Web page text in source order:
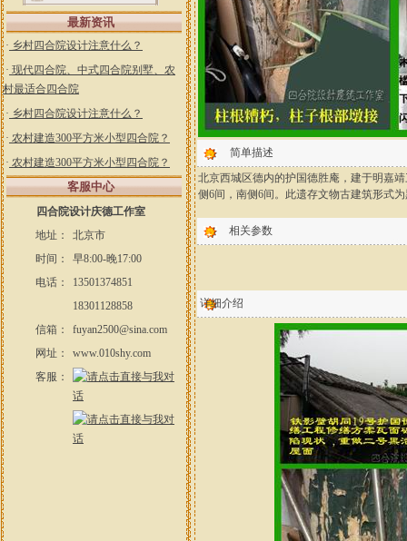
最新资讯
· 乡村四合院设计注意什么？
· 现代四合院、中式四合院别墅、农
村最适合四合院
· 乡村四合院设计注意什么？
· 农村建造300平方米小型四合院？
· 农村建造300平方米小型四合院？
客服中心
四合院设计庆德工作室
地址：
北京市
时间：
早8:00-晚17:00
电话：
13501374851
18301128858
信箱：
fuyan2500@sina.com
网址：
www.010shy.com
客服：
简单描述
北京西城区德内的护国德胜庵，建于明嘉
侧6间，南侧6间。此遗存文物古建筑形式
相关参数
详细介绍